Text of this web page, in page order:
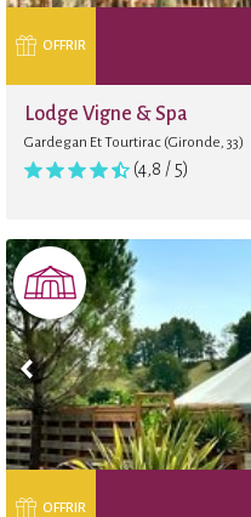
OFFRIR
Lodge Vigne & Spa
Gardegan Et Tourtirac (Gironde, 33)
(4,8 / 5)
OFFRIR